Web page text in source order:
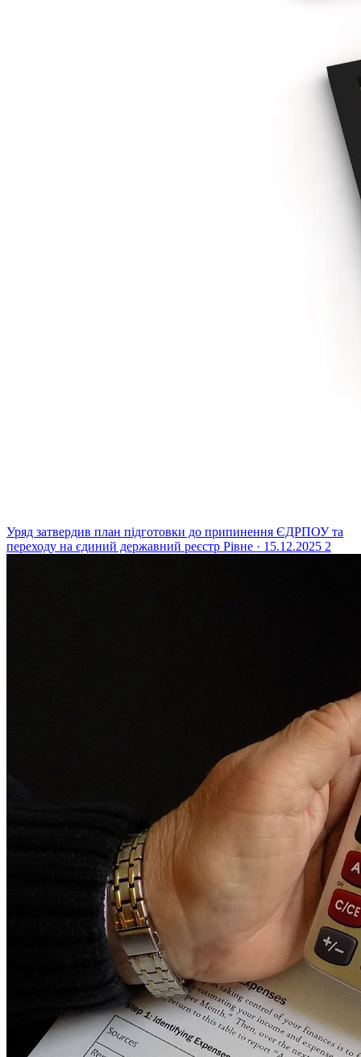
Уряд затвердив план підготовки до припинення ЄДРПОУ та
переходу на єдиний державний реєстр Рівне · 15.12.2025 2